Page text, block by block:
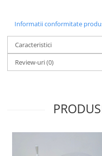
Informatii conformitate
Caracteristici
Review-uri(0)